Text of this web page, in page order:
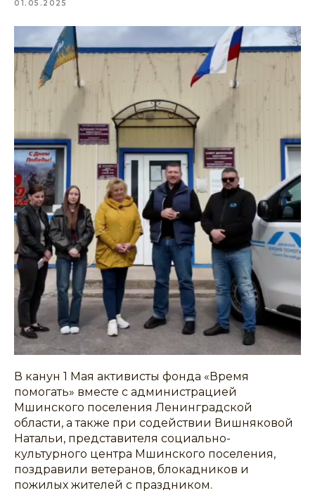
01.05.2025
В канун 1 Мая активисты фонда «Время
помогать» вместе с администрацией
Мшинского поселения Ленинградской
области, а также при содействии Вишняковой
Натальи, представителя социально-
культурного центра Мшинского поселения,
поздравили ветеранов, блокадников и
пожилых жителей с праздником.